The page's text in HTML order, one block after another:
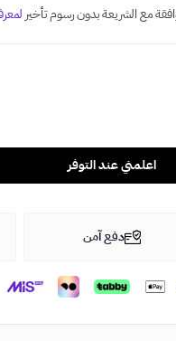
اعلمني عند التوفر
دفع آمن